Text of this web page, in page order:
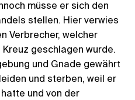
müsse er sich den
stellen. Hier verwies
Verbrecher, welcher
geschlagen wurde.
und Gnade gewährt
und sterben, weil er
und von der